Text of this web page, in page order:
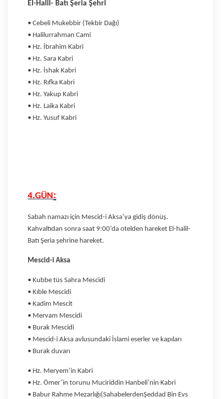
El-Halil- Batı Şeria Şehri
• Cebeli Mukebbir (Tekbir Dağı)
• Halilurrahman Cami
• Hz. İbrahim Kabri
• Hz. Sara Kabri
• Hz. İshak Kabri
• Hz. Rıfka Kabri
• Hz. Yakup Kabri
• Hz. Laika Kabri
• Hz. Yusuf Kabri
4.GÜN :
Sabah namazı için Mescid-i Aksa’ya gidiş dönüş.
Kahvaltıdan sonra saat 9:00’da otelden hareket El-halil-
Batı Şeria şehrine hareket.
Mescid-i Aksa
• Kubbe tüs Sahra Mescidi
• Kıble Mescidi
• Kadim Mescit
• Mervam Mescidi
• Burak Mescidi
• Mescid-i Aksa avlusundaki İslami eserler ve kapıları
• Burak duvarı
• Hz. Meryem’in Kabri
• Hz. Ömer’in torunu Muciriddin Hanbeli’nin Kabri
• Babur Rahme Mezarlığı(SahabelerdenŞeddad Bin Evs